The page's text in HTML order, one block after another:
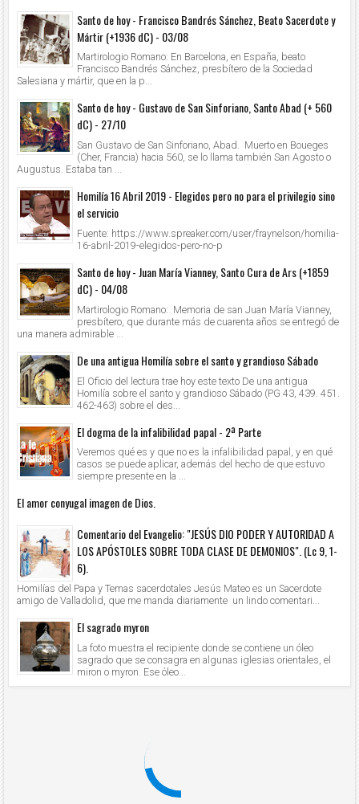
Santo de hoy - Francisco Bandrés Sánchez, Beato Sacerdote y
Mártir (+1936 dC) - 03/08
Martirologio Romano: En Barcelona, en España, beato
Francisco Bandrés Sánchez, presbítero de la Sociedad
Salesiana y mártir, que en la p...
Santo de hoy - Gustavo de San Sinforiano, Santo Abad (+ 560
dC) - 27/10
San Gustavo de San Sinforiano, Abad. Muerto en Boueges
(Cher, Francia) hacia 560, se lo llama también San Agosto o
Augustus. Estaba tan ...
Homilía 16 Abril 2019 - Elegidos pero no para el privilegio sino
el servicio
Fuente: https://www.spreaker.com/user/fraynelson/homilia-
16-abril-2019-elegidos-pero-no-p
Santo de hoy - Juan María Vianney, Santo Cura de Ars (+1859
dC) - 04/08
Martirologio Romano: Memoria de san Juan María Vianney,
presbítero, que durante más de cuarenta años se entregó de
una manera admirable ...
De una antigua Homilía sobre el santo y grandioso Sábado
El Oficio del lectura trae hoy este texto De una antigua
Homilía sobre el santo y grandioso Sábado (PG 43, 439. 451.
462-463) sobre el des...
El dogma de la infalibilidad papal - 2ª Parte
Veremos qué es y que no es la infalibilidad papal, y en qué
casos se puede aplicar, además del hecho de que estuvo
siempre presente en la ...
El amor conyugal imagen de Dios.
Comentario del Evangelio: "JESÚS DIO PODER Y AUTORIDAD A
LOS APÓSTOLES SOBRE TODA CLASE DE DEMONIOS". (Lc 9, 1-
6).
Homilías del Papa y Temas sacerdotales Jesús Mateo es un Sacerdote
amigo de Valladolid, que me manda diariamente un lindo comentari...
El sagrado myron
La foto muestra el recipiente donde se contiene un óleo
sagrado que se consagra en algunas iglesias orientales, el
miron o myron. Ese óleo...